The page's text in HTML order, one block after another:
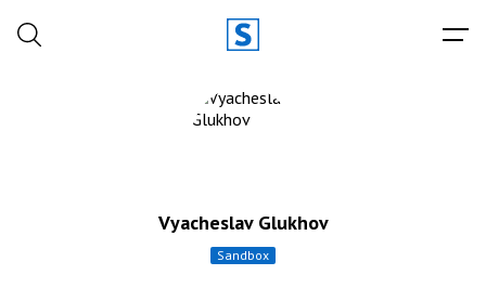
Vyacheslav Glukhov
sandbox